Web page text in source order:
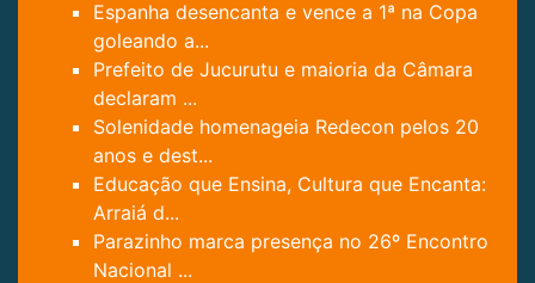
Espanha desencanta e vence a 1ª na Copa
goleando a...
Prefeito de Jucurutu e maioria da Câmara
declaram ...
Solenidade homenageia Redecon pelos 20
anos e dest...
Educação que Ensina, Cultura que Encanta:
Arraiá d...
Parazinho marca presença no 26º Encontro
Nacional ...